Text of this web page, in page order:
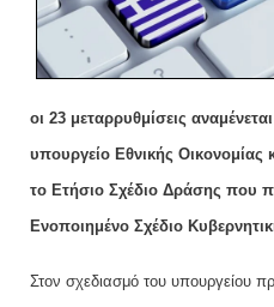
οι 23 μεταρρυθμίσεις
υπουργείο Εθνικής
το Ετήσιο Σχέδιο Δράσης που
Ενοποιημένο Σχέδιο
Στον σχεδιασμό του υπουργείου